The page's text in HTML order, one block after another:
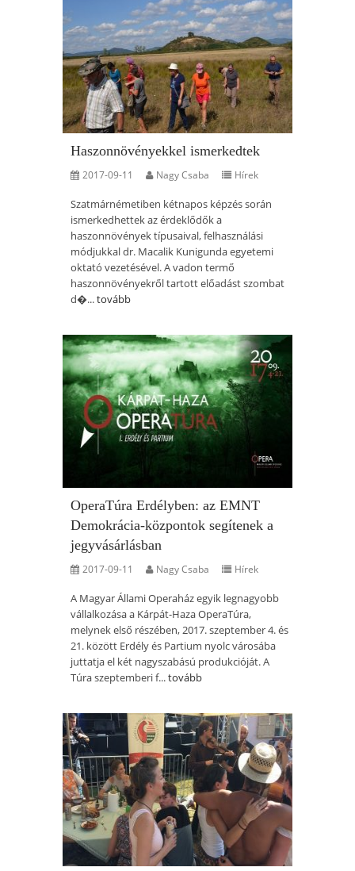
Haszonnövényekkel ismerkedtek
2017-09-11 Nagy Csaba Hírek
Szatmárnémetiben kétnapos képzés során
ismerkedhettek az érdeklődők a
haszonnövények típusaival, felhasználási
módjukkal dr. Macalik Kunigunda egyetemi
oktató vezetésével. A vadon termő
haszonnövényekről tartott előadást szombat
d�...tovább
OperaTúra Erdélyben: az EMNT
Demokrácia-központok segítenek a
jegyvásárlásban
2017-09-11 Nagy Csaba Hírek
A Magyar Állami Operaház egyik legnagyobb
vállalkozása a Kárpát-Haza OperaTúra,
melynek első részében, 2017. szeptember 4. és
21. között Erdély és Partium nyolc városába
juttatja el két nagyszabású produkcióját. A
Túra szeptemberi f...tovább